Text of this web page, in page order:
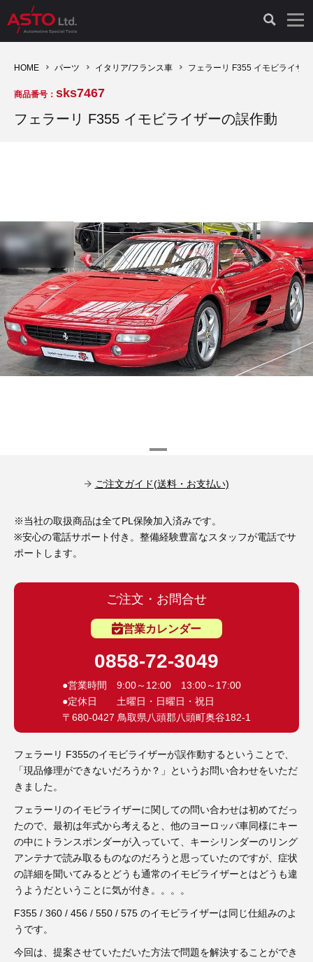
診断機（16）
オプション品（17）
TPMS（4）
その他（9）
診断テスター（10）
安定化電源ユニット（8）
バッテリーテスター（4）
古い車両用診断テスター（10）
バイク用診断テスター（7）
HCB TOOLS（45）
ドイツ車（211）
イタリア/フランス車（27）
イギリス車（23）
アメリカ車（15）
バッテリーチャージャー（4）
ディーゼルインジェクター&グロープラグ ツール（7）
ホイールロック取り外しツール（6）
3D プリンターペン（8）
オシロスコープ（2）
その他（8）
ドイツ車（427）
スウェーデン車（45）
日本車（40）
ロシア（8）
ブレーキキャリパーリペアキット（368）
キー関連（19）
ライト関連（6）
現品修理（77）
イモビライザーOFF（1）
その他（6）
オシロスコープ（10）
HOME パーツ イタリア/フランス車 フェラーリ F355 イモビライザ
商品番号： sks7467
フェラーリ F355 イモビライザーの誤作動
ご注文ガイド(送料・お支払い)
※当社の取扱商品は全てPL保険加入済みです。
※安心の電話サポート付き。整備経験豊富なスタッフが電話でサ
ポートします。
ご注文・お問合せ
営業カレンダー
0858-72-3049
●営業時間 9:00～12:00 13:00～17:00
●定休日 土曜日・日曜日・祝日
〒680-0427 鳥取県八頭郡八頭町奥谷182-1
フェラーリ F355のイモビライザーが誤作動するということで、
「現品修理ができないだろうか？」というお問い合わせをいただ
きました。
フェラーリのイモビライザーに関しての問い合わせは初めてだっ
たので、最初は年式から考えると、他のヨーロッパ車同様にキー
の中にトランスポンダーが入っていて、キーシリンダーのリング
アンテナで読み取るものなのだろうと思っていたのですが、症状
の詳細を聞いてみるとどうも通常のイモビライザーとはどうも違
うようだということに気が付き。。。。
F355 / 360 / 456 / 550 / 575 のイモビライザーは同じ仕組みのよ
うです。
今回は、提案させていただいた方法で問題を解決することができ